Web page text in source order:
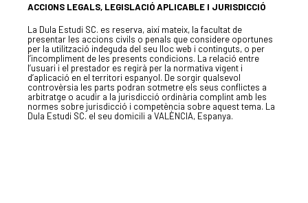
ACCIONS LEGALS, LEGISLACIÓ APLICABLE I JURISDICCIÓ
La Dula Estudi SC. es reserva, així mateix, la facultat de
presentar les accions civils o penals que considere oportunes
per la utilització indeguda del seu lloc web i continguts, o per
l’incompliment de les presents condicions. La relació entre
l’usuari i el prestador es regirà per la normativa vigent i
d’aplicació en el territori espanyol. De sorgir qualsevol
controvèrsia les parts podran sotmetre els seus conflictes a
arbitratge o acudir a la jurisdicció ordinària complint amb les
normes sobre jurisdicció i competència sobre aquest tema. La
Dula Estudi SC. el seu domicili a VALÈNCIA, Espanya.
VLC
CAS